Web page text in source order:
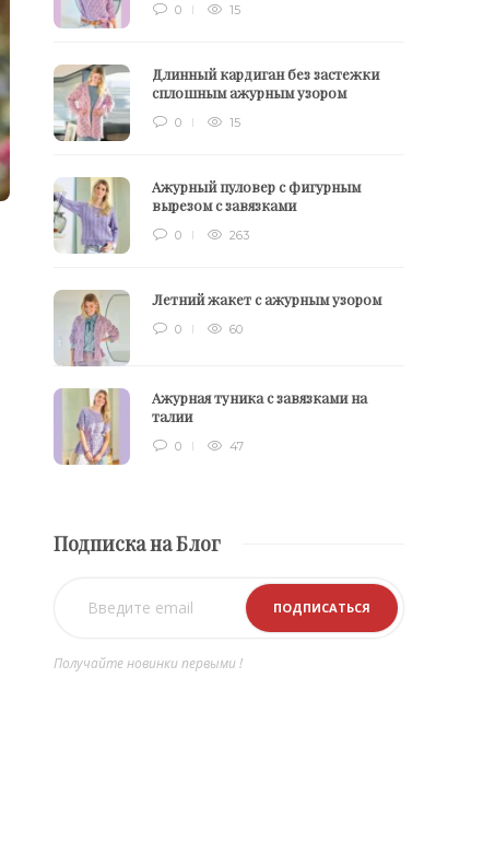
0 15
Длинный кардиган без застежки
сплошным ажурным узором
0 15
Ажурный пуловер с фигурным
вырезом с завязками
0 263
Летний жакет с ажурным узором
0 60
Ажурная туника с завязками на
талии
0 47
Подписка на Блог
Получайте новинки первыми !